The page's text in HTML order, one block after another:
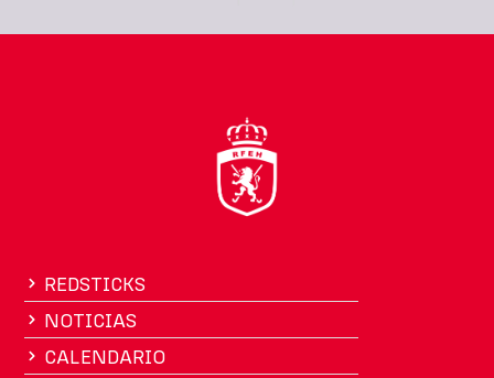
REDSTICKS
NOTICIAS
CALENDARIO